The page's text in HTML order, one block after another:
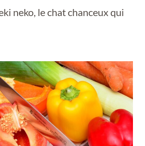
neko, le chat chanceux qui